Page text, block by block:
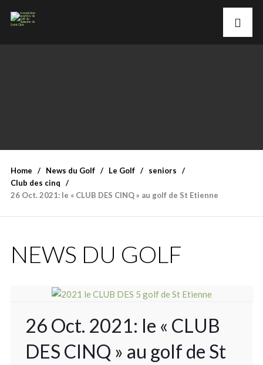
Home News du Golf Le Golf
seniors
Club des cinq
26 Oct. 2021: le « CLUB DES CINQ » au golf de St Etienne
NEWS DU GOLF
26 Oct. 2021: le « CLUB
DES CINQ » au golf de St